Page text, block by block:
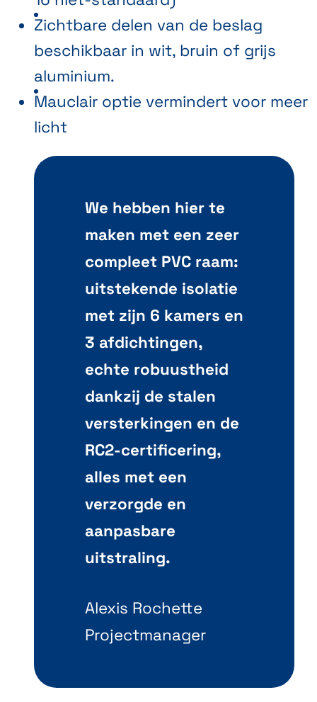
Zichtbare delen van de beslag
beschikbaar in wit, bruin of grijs
aluminium.
Mauclair optie vermindert voor meer
licht
We hebben hier te
maken met een zeer
compleet PVC raam:
uitstekende isolatie
met zijn 6 kamers en
3 afdichtingen,
echte robuustheid
dankzij de stalen
versterkingen en de
RC2-certificering,
alles met een
verzorgde en
aanpasbare
uitstraling.
Alexis Rochette
Projectmanager